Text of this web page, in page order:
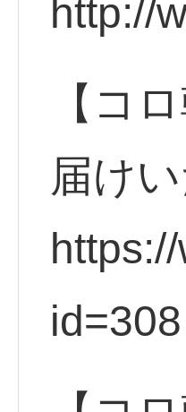
http://
【コ
届け
id=308